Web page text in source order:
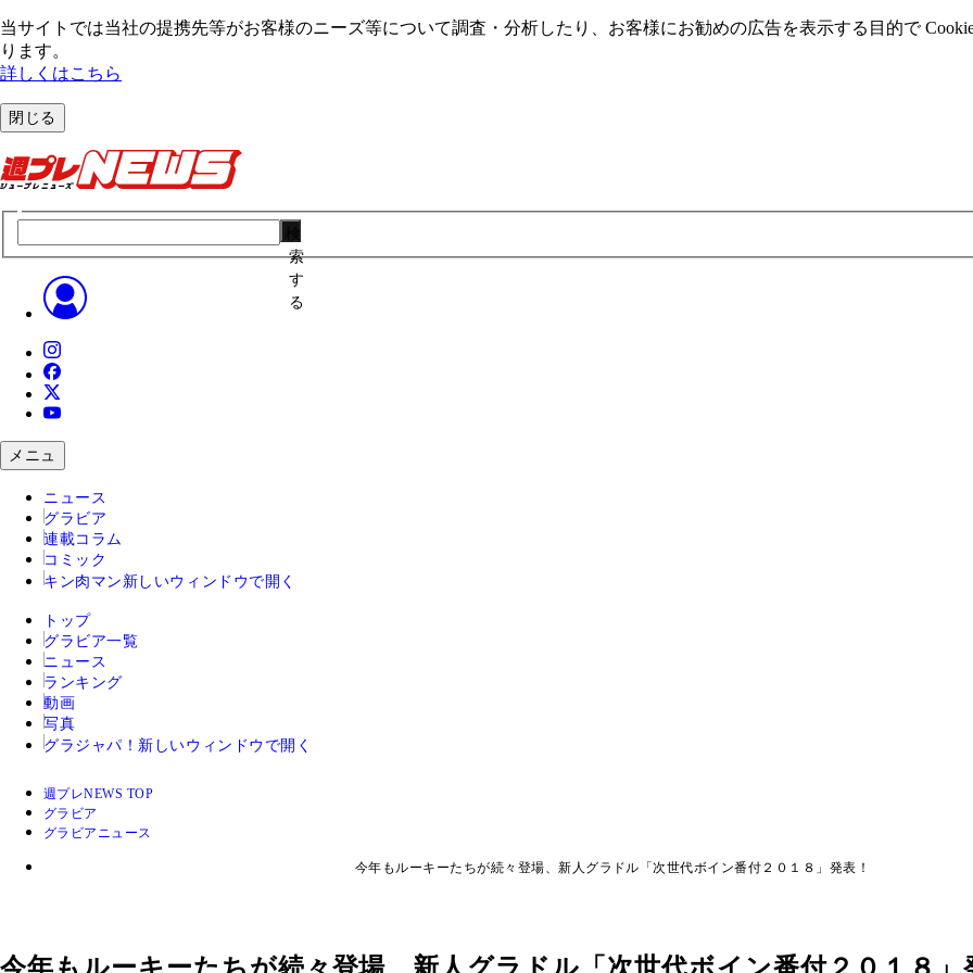
当サイトでは当社の提携先等がお客様のニーズ等について調査・分析したり、お客様にお勧めの広告を表⽰する⽬的で
ります。
詳しくはこちら
閉じる
索
す
る
メニュ
ニュース
グラビア
連載コラム
コミック
キン肉マン 新しいウィンドウで開く
トップ
グラビア一覧
ニュース
ランキング
動画
写真
グラジャパ！ 新しいウィンドウで開く
週プレNEWS TOP
グラビア
グラビアニュース
今年もルーキーたちが続々登場、新人グラドル「次世代ボイン番付２０１８」発表！
今年もルーキーたちが続々登場、新人グラドル「次世代ボイン番付２０１８」